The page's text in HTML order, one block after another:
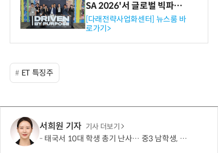
SA 2026'서 글로벌 빅파마
와의 비즈니스 미팅 지원…K
-바이오 해외 진출 교두보 확
보
[다래전략사업화센터] 뉴스룸 바
로가기>
ET 특징주
서희원 기자 기사 더보기
태국서 10대 학생 총기 난사… 중3 남학생, 조부모·교사 등 8명 살해